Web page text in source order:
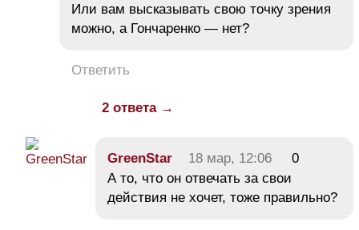
Или вам высказывать свою точку зрения
можно, а Гончаренко — нет?
Ответить
2 ответа →
GreenStar 18 мар, 12:06
0
А то, что он отвечать за свои
действия не хочет, тоже правильно?